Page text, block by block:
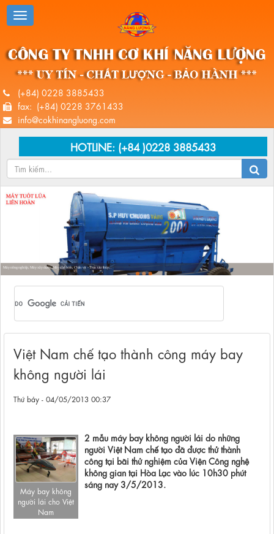
(+84) 0228 3885433
fax: (+84) 0228 3761433
info@cokhinangluong.com
HOTLINE: (+84 )0228 3885433
Máy nông nghiệp, Máy xây dựng, Máy chế biến, Chân vịt - Trục tàu thủy...
Việt Nam chế tạo thành công máy bay
không người lái
Thứ bảy - 04/05/2013 00:37
Máy bay không
người lái cho Việt
Nam
2 mẫu máy bay không người lái do những
người Việt Nam chế tạo đã được thử thành
công tại bãi thử nghiệm của Viện Công nghệ
không gian tại Hòa Lạc vào lúc 10h30 phút
sáng nay 3/5/2013.